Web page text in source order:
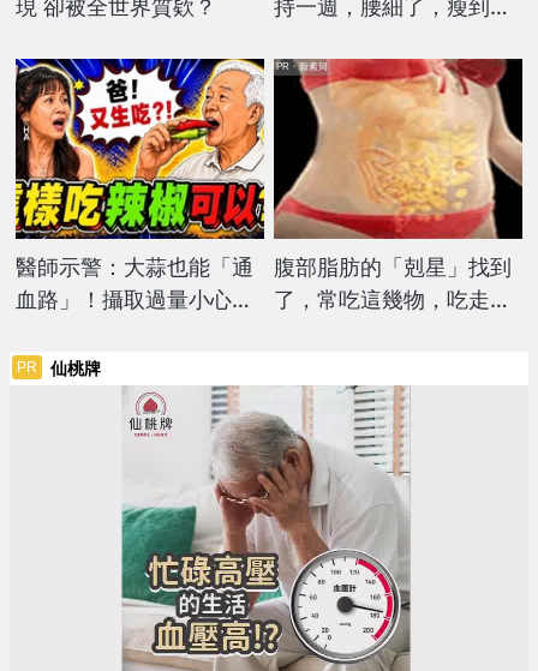
現 卻被全世界質欵？
持一週，腰細了，瘦到你
醫師示警：大蒜也能「通
血路」！攝取過量小心致
腹部脂肪的「剋星」找到
了，常吃這幾物，吃走大
PR・新素簡
PR 仙桃牌